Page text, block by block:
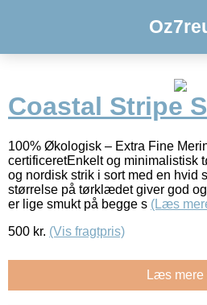
Coastal Stripe
100% Økologisk – Extra Fine
certificeretEnkelt og minimalistisk
og nordisk strik i sort med en hvid
størrelse på tørklædet giver god
er lige smukt på begge s (Læs
500 kr. (Vis fragtpris)
Læs mere